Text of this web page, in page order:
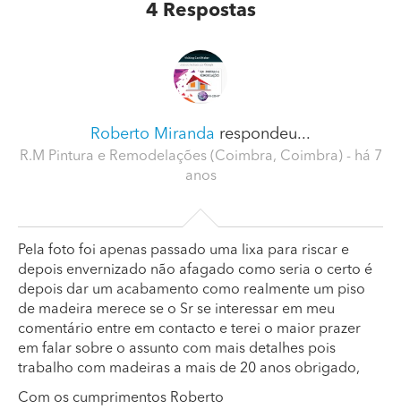
4 Respostas
Roberto Miranda respondeu...
R.M Pintura e Remodelações (Coimbra, Coimbra) - há 7
anos
Pela foto foi apenas passado uma lixa para riscar e
depois envernizado não afagado como seria o certo é
depois dar um acabamento como realmente um piso
de madeira merece se o Sr se interessar em meu
comentário entre em contacto e terei o maior prazer
em falar sobre o assunto com mais detalhes pois
trabalho com madeiras a mais de 20 anos obrigado,
Com os cumprimentos Roberto